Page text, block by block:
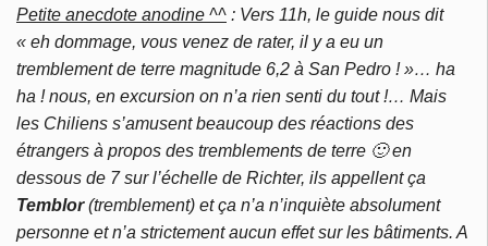
Petite anecdote anodine ^^ : Vers 11h, le guide nous dit
« eh dommage, vous venez de rater, il y a eu un
tremblement de terre magnitude 6,2 à San Pedro ! »… ha
ha ! nous, en excursion on n’a rien senti du tout !… Mais
les Chiliens s’amusent beaucoup des réactions des
étrangers à propos des tremblements de terre 🙂 en
dessous de 7 sur l’échelle de Richter, ils appellent ça
Temblor(tremblement) et ça n’a n’inquiète absolument
personne et n’a strictement aucun effet sur les bâtiments. A